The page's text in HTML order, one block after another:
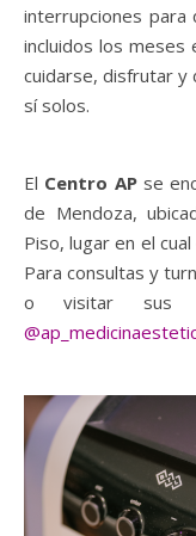
interrupciones
incluidos los meses
cuidarse, disfrutar y
sí solos.
El Centro APse
de Mendoza,
Piso, lugar en el
Para consultas y
o visitar sus